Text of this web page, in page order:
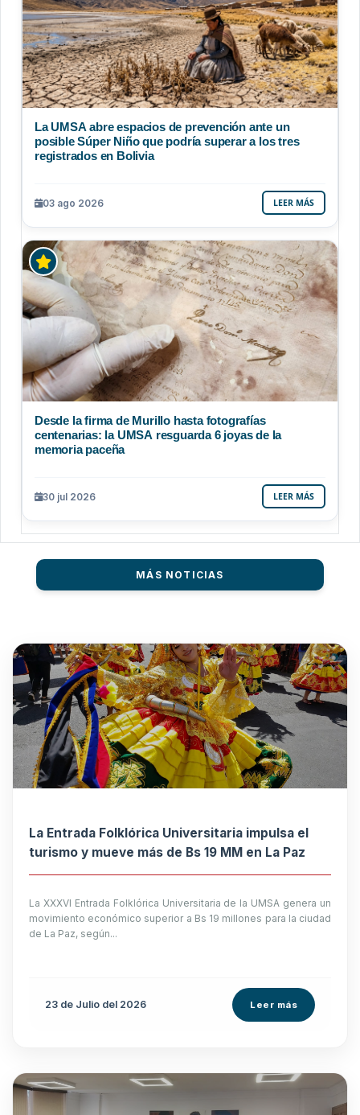
La UMSA abre espacios de prevención ante un
posible Súper Niño que podría superar a los tres
registrados en Bolivia
03 ago 2026 LEER MÁS
Desde la firma de Murillo hasta fotografías
centenarias: la UMSA resguarda 6 joyas de la
memoria paceña
30 jul 2026 LEER MÁS
MÁS NOTICIAS
La Entrada Folklórica Universitaria impulsa el
turismo y mueve más de Bs 19 MM en La Paz
La XXXVI Entrada Folklórica Universitaria de la UMSA genera un
movimiento económico superior a Bs 19 millones para la ciudad
de La Paz, según...
23 de Julio del 2026 Leer más